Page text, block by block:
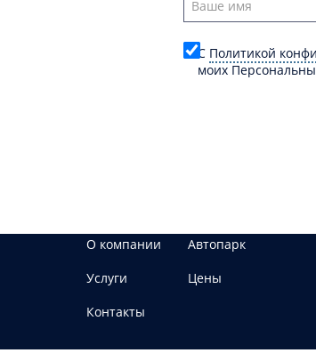
C Политикой
моих
О компании
Автопарк
Услуги
Цены
Контакты